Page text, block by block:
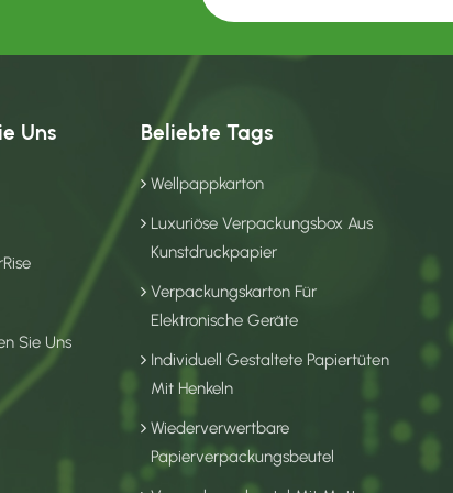
Uns
Sie Uns
Beliebte Tags
Wellpappkarton
Luxuriöse Verpackungsbox Aus
Kunstdruckpapier
Verpackungskarton Für
Elektronische Geräte
Individuell Gestaltete Papiertüten
Mit Henkeln
Wiederverwertbare
Papierverpackungsbeutel